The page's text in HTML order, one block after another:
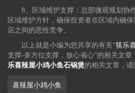
8、区域维护支撑：总部微观规划协
区域维护方针，确保投资者在区域内确
店之间的恶性竞争。
以上就是小编为您共享的有关“筷乐
支撑-多方位支撑，放心省心”的相关文
乐喜辣屋小鸡小鱼石锅煲的相关文章，请
喜辣屋小鸡小鱼